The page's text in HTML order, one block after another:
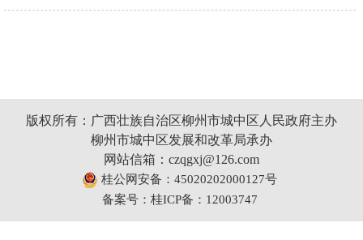
数据专题
版权所有：广西壮族自治区柳州市城中区人民政府主办
柳州市城中区发展和改革局承办
网站信箱：czqgxj@126.com
桂公网安备：45020202000127号
备案号：桂ICP备：12003747